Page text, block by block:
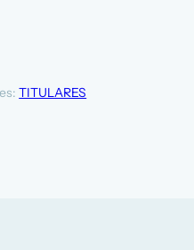
TITULARES